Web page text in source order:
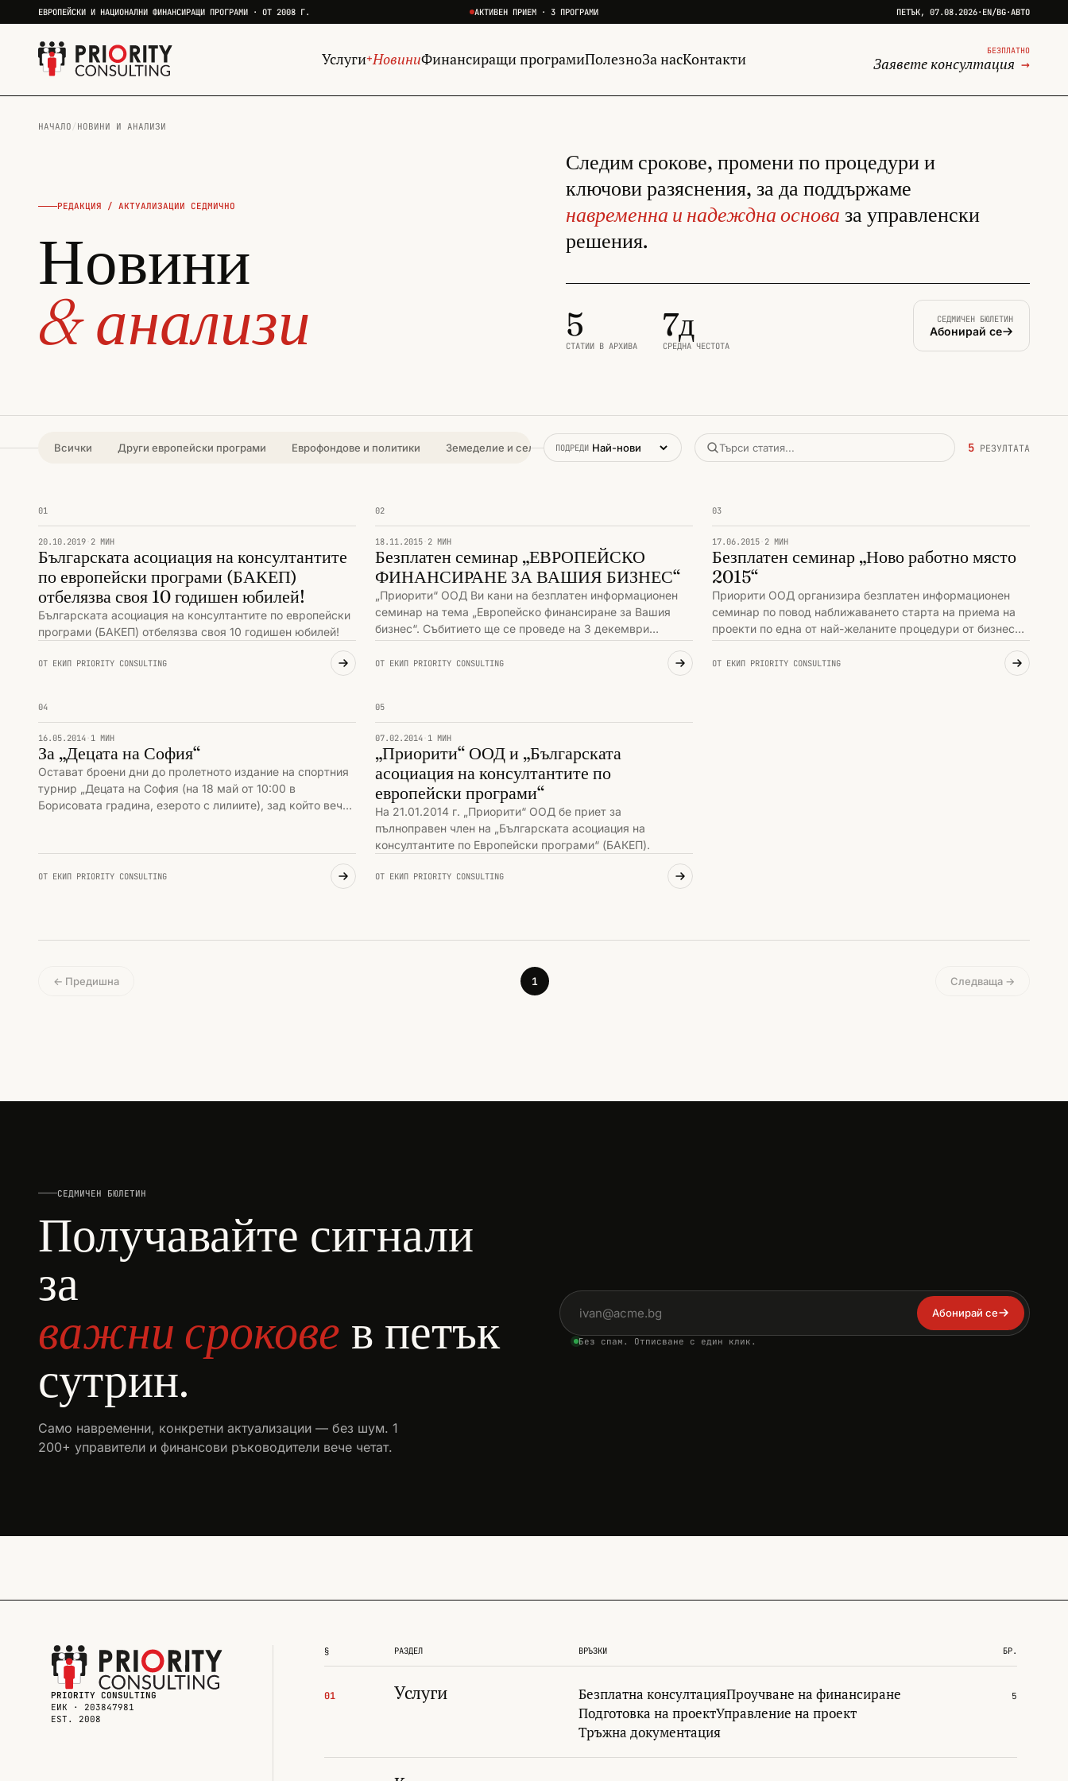
ЕВРОПЕЙСКИ И НАЦИОНАЛНИ ФИНАНСИРАЩИ ПРОГРАМИ · ОТ 2008 Г. АКТИВЕН ПРИЕМ · 3 ПРОГРАМИ ПЕТЪК, 07.08.2026· EN/BG·АВТО
Услуги+НовиниФинансиращи програмиПолезноЗа насКонтакти БЕЗПЛАТНО
Заявете консултация →
НАЧАЛО / НОВИНИ И АНАЛИЗИ
РЕДАКЦИЯ / АКТУАЛИЗАЦИИ СЕДМИЧНО
Новини
& анализи
Следим срокове, промени по процедури и
ключови разяснения, за да поддържаме
навременна и надеждна основа за управленски
решения.
5
СТАТИИ В АРХИВА
7д
СРЕДНА ЧЕСТОТА
СЕДМИЧЕН БЮЛЕТИН
Абонирай се
Всички Други европейски програми Еврофондове и политики Земеделие и селски райони Иновации и конкурентоспособност Приорити и
ПОДРЕДИ Търсене 5 РЕЗУЛТАТА
01
20.10.2019 · 2 МИН
Българската асоциация на консултантите
по европейски програми (БАКЕП)
отбелязва своя 10 годишен юбилей!
Българската асоциация на консултантите по европейски
програми (БАКЕП) отбелязва своя 10 годишен юбилей!
ОТ ЕКИП PRIORITY CONSULTING
02
18.11.2015 · 2 МИН
Безплатен семинар „ЕВРОПЕЙСКО
ФИНАНСИРАНЕ ЗА ВАШИЯ БИЗНЕС“
„Приорити“ ООД Ви кани на безплатен информационен
семинар на тема „Европейско финансиране за Вашия
бизнес“. Събитието ще се проведе на 3 декември
(четвъртък) от 10.00 ч.
ОТ ЕКИП PRIORITY CONSULTING
03
17.06.2015 · 2 МИН
Безплатен семинар „Ново работно място
2015“
Приорити ООД организира безплатен информационен
семинар по повод наближаването старта на приема на
проекти по една от най-желаните процедури от бизнеса -
„Ново работно м…
ОТ ЕКИП PRIORITY CONSULTING
04
16.05.2014 · 1 МИН
За „Децата на София“
Остават броени дни до пролетното издание на спортния
турнир „Децата на София (на 18 май от 10:00 в
Борисовата градина, езерото с лилиите), зад който вече
ОТ ЕКИП PRIORITY CONSULTING
05
07.02.2014 · 1 МИН
„Приорити“ ООД и „Българската
асоциация на консултантите по
европейски програми“
На 21.01.2014 г. „Приорити“ ООД бе приет за
пълноправен член на „Българската асоциация на
консултантите по Европейски програми“ (БАКЕП).
ОТ ЕКИП PRIORITY CONSULTING
← Предишна 1 Следваща →
СЕДМИЧЕН БЮЛЕТИН
Получавайте сигнали
за
важни срокове в петък
сутрин.
Само навременни, конкретни актуализации — без шум. 1
200+ управители и финансови ръководители вече четат.
Имейл адрес
Абонирай се
Без спам. Отписване с един клик.
PRIORITY CONSULTING
ЕИК · 203847981
EST. 2008
§ РАЗДЕЛ ВРЪЗКИ БР.
01 Услуги Безплатна консултацияПроучване на финансиране
Подготовка на проектУправление на проект
Тръжна документация
5